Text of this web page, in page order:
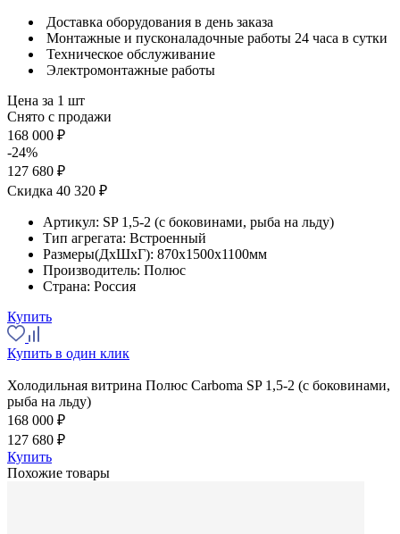
Доставка оборудования в день заказа
Монтажные и пусконаладочные работы 24 часа в сутки
Техническое обслуживание
Электромонтажные работы
Цена за 1 шт
Снято с продажи
168 000 ₽
-24%
127 680 ₽
Скидка 40 320 ₽
Артикул: SP 1,5-2 (с боковинами, рыба на льду)
Тип агрегата: Встроенный
Размеры(ДхШхГ): 870x1500x1100мм
Производитель: Полюс
Страна: Россия
Купить
Купить в один клик
Холодильная витрина Полюс Carboma SP 1,5-2 (с боковинами,
рыба на льду)
168 000 ₽
127 680 ₽
Купить
Похожие товары